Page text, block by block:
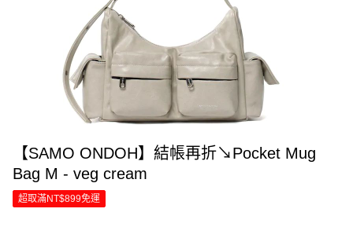
【SAMO ONDOH】結帳再折↘Pocket Mug
Bag M - veg cream
超取滿NT$899免運